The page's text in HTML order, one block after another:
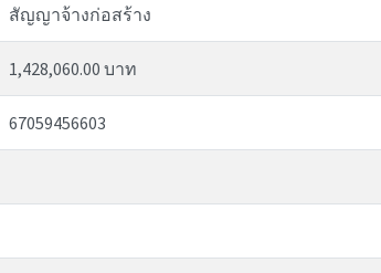
สัญญาจ้างก่อสร้าง
1,428,060.00 บาท
67059456603